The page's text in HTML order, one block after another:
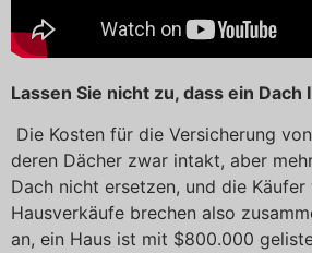
Lassen Sie nicht zu, dass ein
Die Kosten für die Versicherung
deren Dächer zwar intakt, aber
Dach nicht ersetzen, und die
Hausverkäufe brechen also
an, ein Haus ist mit $800.000